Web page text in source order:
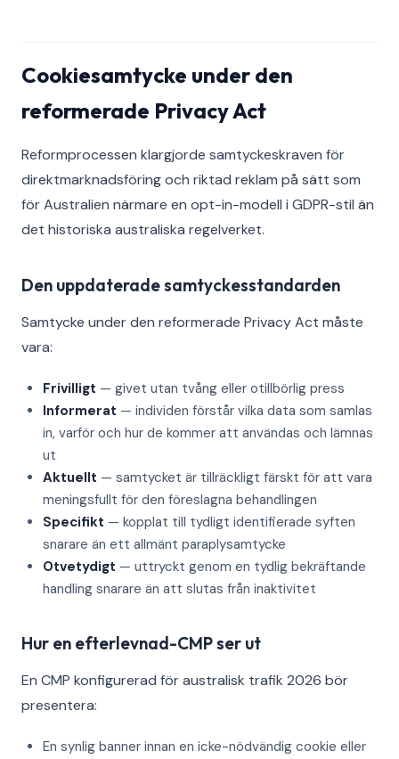
Cookiesamtycke under den
reformerade Privacy Act
Reformprocessen klargjorde samtyckeskraven för
direktmarknadsföring och riktad reklam på sätt som
för Australien närmare en opt-in-modell i GDPR-stil än
det historiska australiska regelverket.
Den uppdaterade samtyckesstandarden
Samtycke under den reformerade Privacy Act måste
vara:
Frivilligt — givet utan tvång eller otillbörlig press
Informerat — individen förstår vilka data som samlas
in, varför och hur de kommer att användas och lämnas
ut
Aktuellt — samtycket är tillräckligt färskt för att vara
meningsfullt för den föreslagna behandlingen
Specifikt — kopplat till tydligt identifierade syften
snarare än ett allmänt paraplysamtycke
Otvetydigt — uttryckt genom en tydlig bekräftande
handling snarare än att slutas från inaktivitet
Hur en efterlevnad-CMP ser ut
En CMP konfigurerad för australisk trafik 2026 bör
presentera:
En synlig banner innan en icke-nödvändig cookie eller